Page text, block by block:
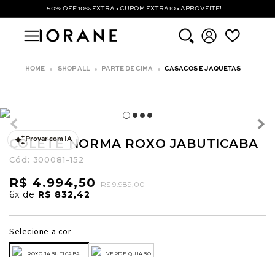
50% OFF 10% EXTRA • CUPOM EXTRA10 • APROVEITE!
SHOP ALL PARTE DE CIMA CASACOS E JAQUETAS
Provar com IA
COLETE NORMA ROXO JABUTICABA
Cód: 300081-152
R$ 4.994,50 R$ 9.989,00
6x de R$ 832,42
Selecione a cor
ROXO JABUTICABA VERDE QUIABO